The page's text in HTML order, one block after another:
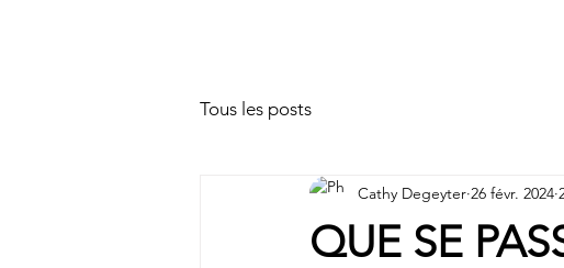
Tous les posts
QUE SE
Cathy Degeyter 26 févr. 2024